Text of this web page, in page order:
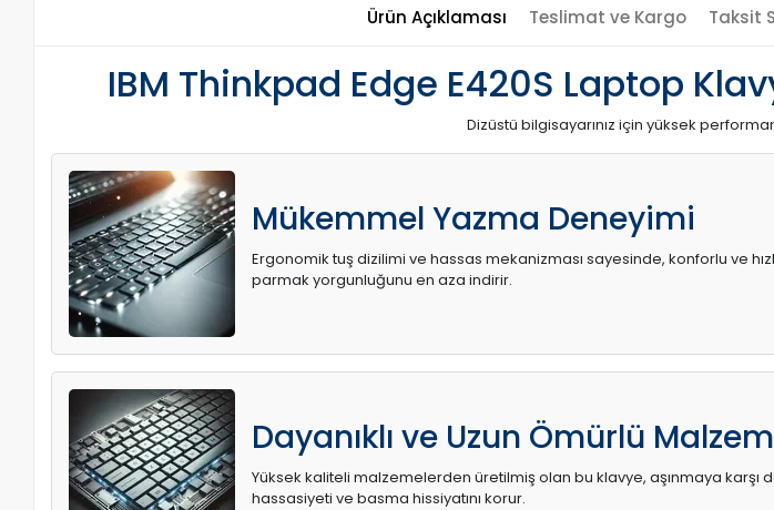
Ürün Açıklaması Teslimat ve Kargo Taksit
IBM Thinkpad Edge E420S Laptop
Dizüstü bilgisayarınız için yüksek
Mükemmel Yazma Deneyimi
Ergonomik tuş dizilimi ve hassas mekanizması sayesinde, konforlu ve
parmak yorgunluğunu en aza indirir.
Dayanıklı ve Uzun Ömürlü
Yüksek kaliteli malzemelerden üretilmiş olan bu klavye, aşınmaya karşı
hassasiyeti ve basma hissiyatını korur.